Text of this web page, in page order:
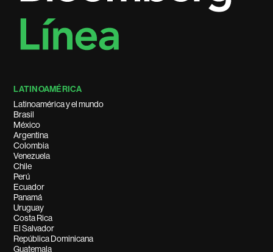
LATINOAMÉRICA
Latinoamérica y el mundo
Brasil
México
Argentina
Colombia
Venezuela
Chile
Perú
Ecuador
Panamá
Uruguay
Costa Rica
El Salvador
República Dominicana
Guatemala